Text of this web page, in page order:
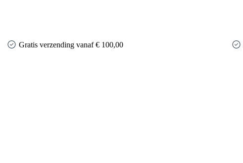
Gratis verzending vanaf € 100,00